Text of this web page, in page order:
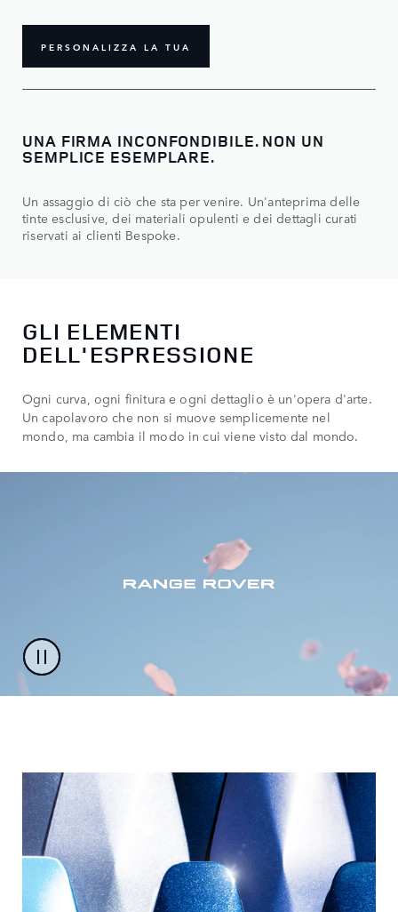
PERSONALIZZA LA TUA
UNA FIRMA INCONFONDIBILE. NON UN
SEMPLICE ESEMPLARE.
Un assaggio di ciò che sta per venire. Un'anteprima delle
tinte esclusive, dei materiali opulenti e dei dettagli curati
riservati ai clienti Bespoke.
GLI ELEMENTI
DELL'ESPRESSIONE
Ogni curva, ogni finitura e ogni dettaglio è un'opera d'arte.
Un capolavoro che non si muove semplicemente nel
mondo, ma cambia il modo in cui viene visto dal mondo.